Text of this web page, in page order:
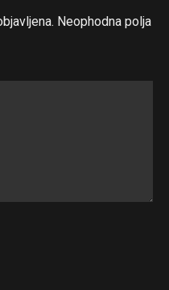
Neophodna polja